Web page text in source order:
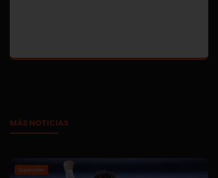
MÁS NOTICIAS
Expansión